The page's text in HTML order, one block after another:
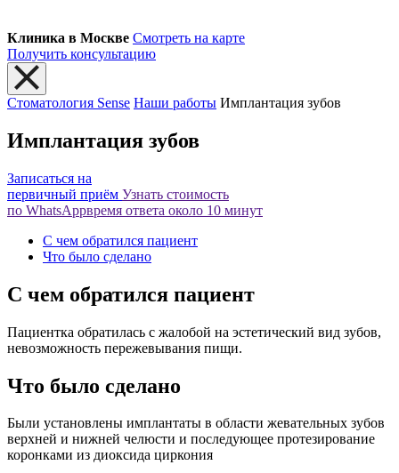
Клиника в Москве Смотреть на карте
Получить консультацию
Стоматология Sense Наши работы Имплантация зубов
Имплантация зубов
Записаться на
первичный приём Узнать стоимость
по WhatsAppвремя ответа около 10 минут
С чем обратился пациент
Что было сделано
С чем обратился пациент
Пациентка обратилась с жалобой на эстетический вид зубов,
невозможность пережевывания пищи.
Что было сделано
Были установлены имплантаты в области жевательных зубов
верхней и нижней челюсти и последующее протезирование
коронками из диоксида циркония